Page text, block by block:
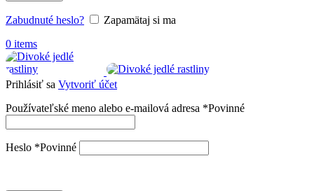
Zabudnuté heslo?
Zapamätaj si ma
0 items
Prihlásiť sa Vytvoriť účet
Používateľské meno alebo e-mailová adresa *Povinné
Heslo *Povinné